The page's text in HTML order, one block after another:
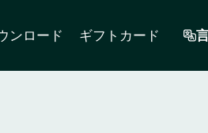
ンロード ギフトカード